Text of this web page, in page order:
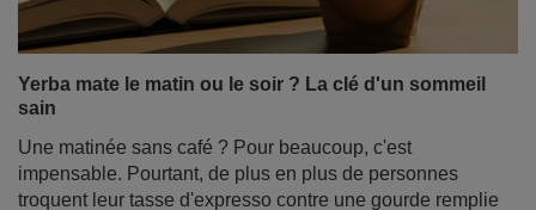
troquent leur tasse d'expresso contre une gourde remplie
de yerba mate, une boisson qui stimule l'organisme sans
mesure que cette boisson gagne en popularité, une
question revient de plus en plus souvent : la yerba mate
affecte-t-elle le sommeil ? Ses propriétés revigorantes,
qui nous aident à rester alertes pendant la journée,
peuvent-elles rendre l'endormissement plus difficile ? La